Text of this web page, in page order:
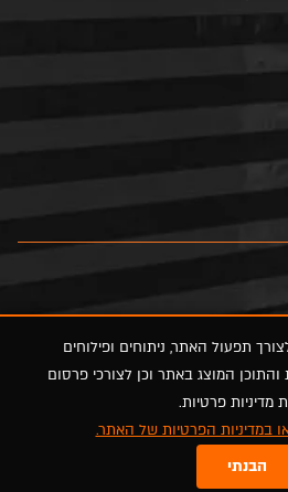
FOLLOW
תפעול האתר, ניתוחים ופילוחים
המוצג באתר וכן לצורכי פרסום
מדיניות פרטיות.
במדיניות הפרטיות של האתר.
הבנתי